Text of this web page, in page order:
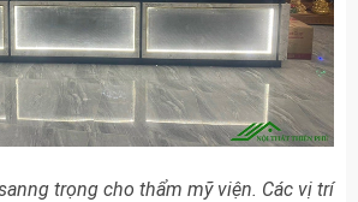
trọng cho thẩm mỹ viện. Các vị trí